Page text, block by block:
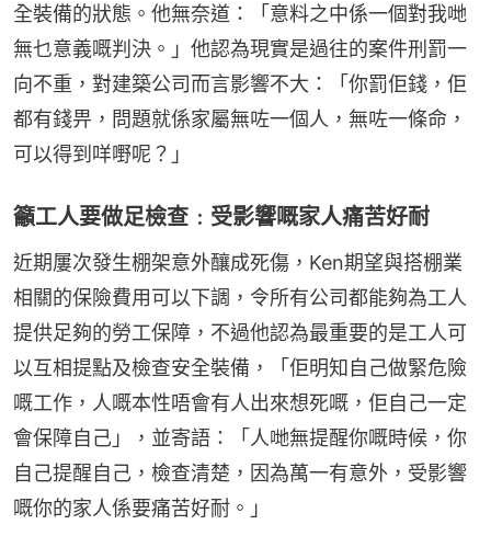
全裝備的狀態。他無奈道：「意料之中係一個對我哋
無乜意義嘅判決。」他認為現實是過往的案件刑罰一
向不重，對建築公司而言影響不大：「你罰佢錢，佢
都有錢畀，問題就係家屬無咗一個人，無咗一條命，
可以得到咩嘢呢？」
籲工人要做足檢查﹕受影響嘅家人痛苦好耐
近期屢次發生棚架意外釀成死傷，Ken期望與搭棚業
相關的保險費用可以下調，令所有公司都能夠為工人
提供足夠的勞工保障，不過他認為最重要的是工人可
以互相提點及檢查安全裝備，「佢明知自己做緊危險
嘅工作，人嘅本性唔會有人出來想死嘅，佢自己一定
會保障自己」，並寄語：「人哋無提醒你嘅時候，你
自己提醒自己，檢查清楚，因為萬一有意外，受影響
嘅你的家人係要痛苦好耐。」